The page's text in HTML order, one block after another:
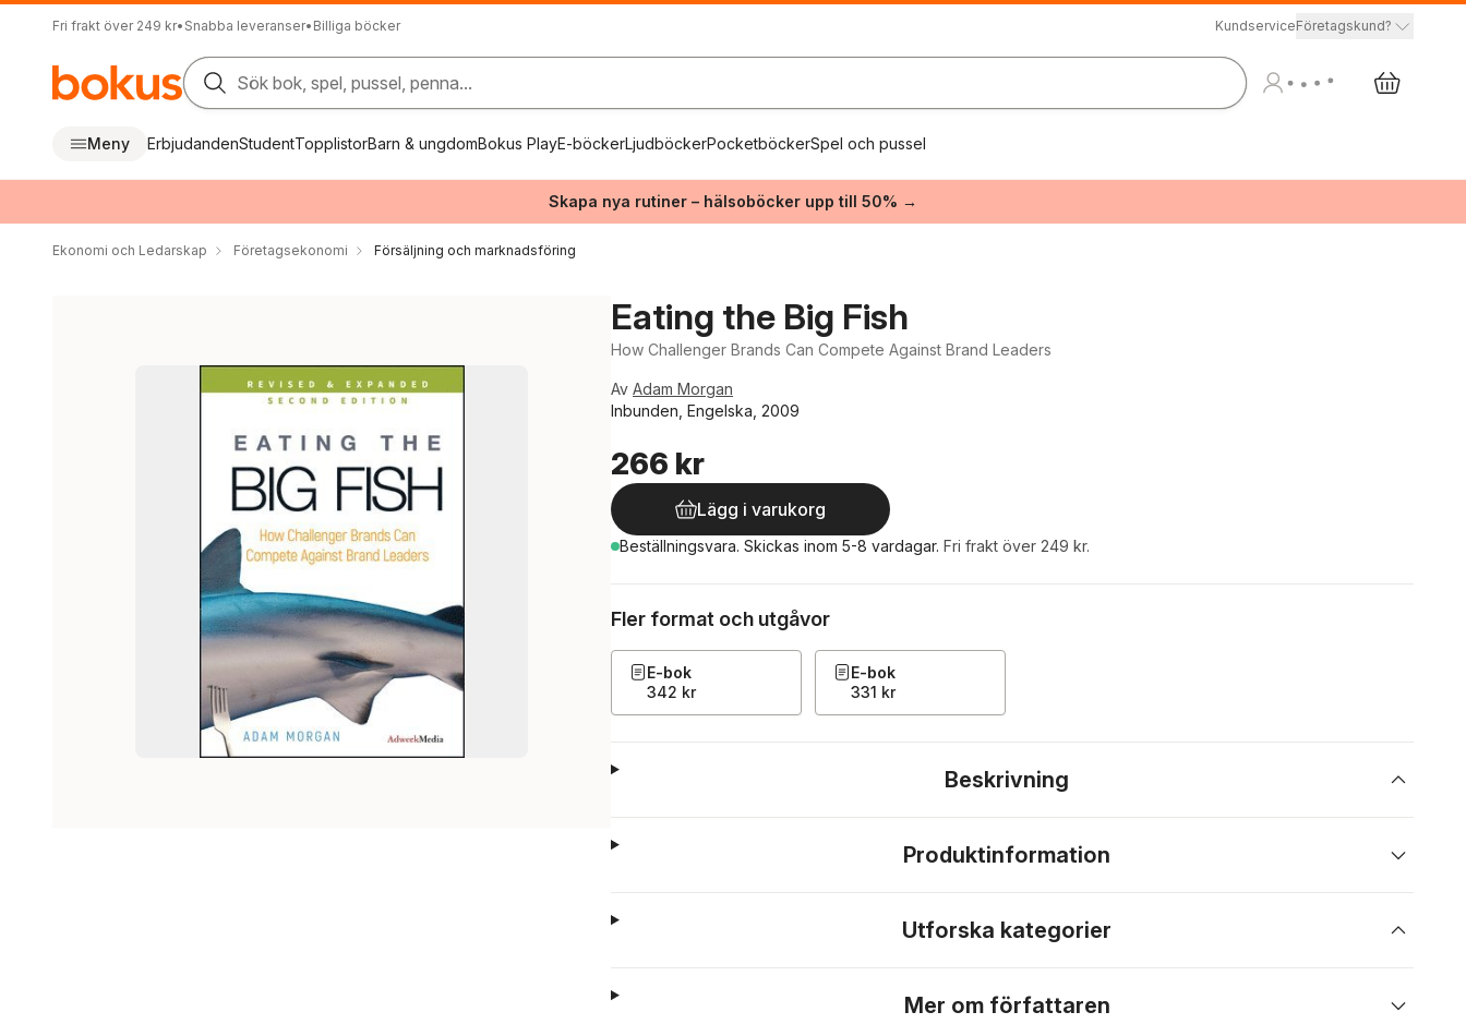
Fri frakt över 249 kr• Snabba leveranser• Billiga böcker KundserviceFöretagskund?
Sök bok, spel, pussel, penna...
Meny ErbjudandenStudentTopplistorBarn & ungdomBokus PlayE-böckerLjudböckerPocketböckerSpel och pussel
Skapa nya rutiner – hälsoböcker upp till 50% →
Ekonomi och Ledarskap Företagsekonomi Försäljning och marknadsföring
Eating the Big Fish
How Challenger Brands Can Compete Against Brand Leaders
Av Adam Morgan
Inbunden, Engelska, 2009
266 kr
Lägg i varukorg
Beställningsvara. Skickas inom 5-8 vardagar. Fri frakt över 249 kr.
Fler format och utgåvor
E-bok
342 kr
E-bok
331 kr
Beskrivning
Produktinformation
Utforska kategorier
Mer om författaren